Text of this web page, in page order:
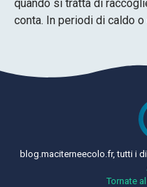
quando si tratta di
conta. In periodi di caldo
blog.maciterneecolo.fr, tutti i
Tornate al